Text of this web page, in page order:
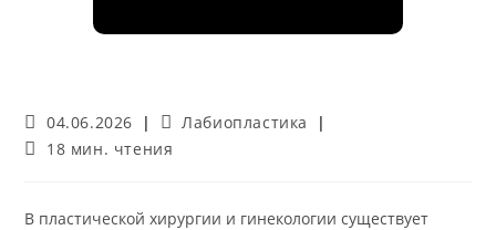
Запись
опубликована:
04.06.2026
Рубрика
записи:
Лабиопластика
Время
18 мин. чтения
В пластической хирургии и гинекологии существует